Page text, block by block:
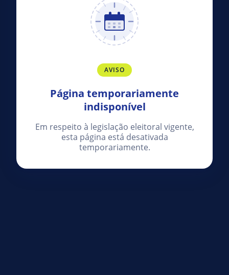
AVISO
Página temporariamente
indisponível
Em respeito à legislação eleitoral vigente,
esta página está desativada
temporariamente.